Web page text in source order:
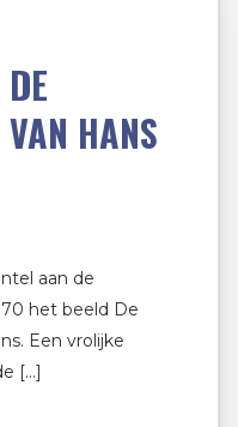
HANS
aan de
het beeld De
Een vrolijke
[…]